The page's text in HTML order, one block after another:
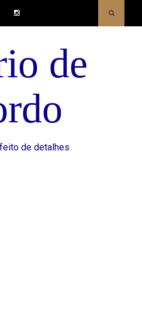
Facebook
de
de detalhes